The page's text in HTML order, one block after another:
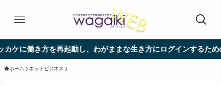
を再起動し、わがままな生き方にログインするためのブログ
ホーム ネットビジネス